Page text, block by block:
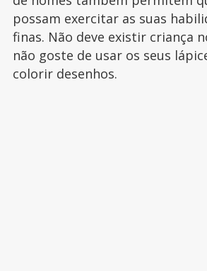
possam exercitar as suas
finas. Não deve existir criança
não goste de usar os seus
colorir desenhos.